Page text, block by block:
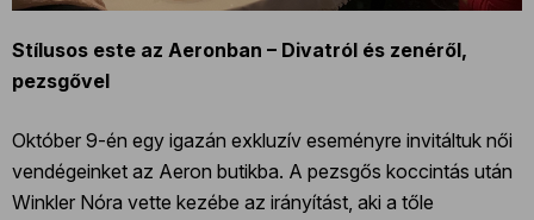
Stílusos este az Aeronban – Divatról és zenéről,
pezsgővel
Október 9-én egy igazán exkluzív eseményre invitáltuk női
vendégeinket az Aeron butikba. A pezsgős koccintás után
Winkler Nóra vette kezébe az irányítást, aki a tőle